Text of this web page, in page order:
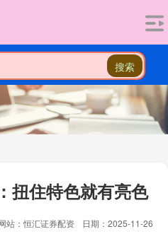
搜索
扭住特色就有亮色
站：恒汇证券配资
日期：2025-11-26